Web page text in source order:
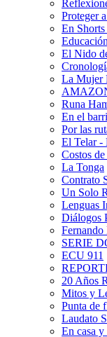
Proteger
En Shorts
El Nido
La Mujer
Runa
En el
Por las
El Telar -
Costos
La Tonga
Contrato
Un Solo
Lenguas
Diálogos
SERIE
ECU 911
20 Años
Mitos y
Punta de
Laudato
En casa y